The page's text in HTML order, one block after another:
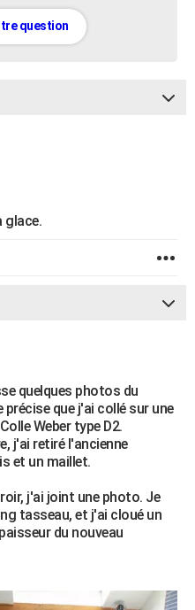
question
glace.
quelques photos du
que j'ai collé sur une
Weber type D2.
j'ai retiré l'ancienne
et un maillet.
j'ai joint une photo. Je
tasseau, et j'ai cloué un
du nouveau